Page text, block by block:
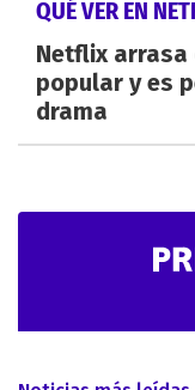
QUÉ VER EN
Netflix arrasa
popular y es
drama